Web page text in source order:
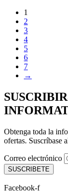
1
2
3
4
5
6
7
→
Obtenga toda la
ofertas. Suscríbase
Correo electrónico
SUSCRIBETE
Facebook-f